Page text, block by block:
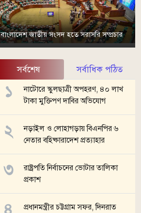
বাংলাদেশ জাতীয় সংসদ হতে সরাসরি সম্প্রচার
সর্বশেষ সর্বাধিক পঠিত
নাটোরে স্কুলছাত্রী অপহরণ, ৪০ লাখ
টাকা মুক্তিপণ দাবির অভিযোগ
নড়াইল ও লোহাগড়ায় বিএনপির ৬
নেতার বহিষ্কারাদেশ প্রত্যাহার
রাষ্ট্রপতি নির্বাচনের ভোটার তালিকা
প্রকাশ
প্রধানমন্ত্রীর চট্টগ্রাম সফর, দিনরাত